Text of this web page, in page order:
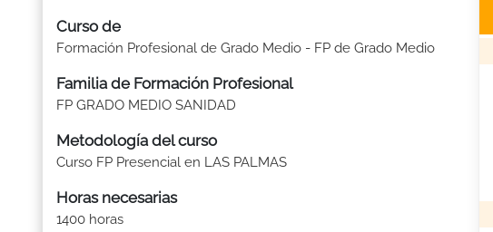
Curso de
Formación Profesional de Grado Medio - FP de Grado Medio
Familia de Formación Profesional
FP GRADO MEDIO SANIDAD
Metodología del curso
Curso FP Presencial en LAS PALMAS
Horas necesarias
1400 horas